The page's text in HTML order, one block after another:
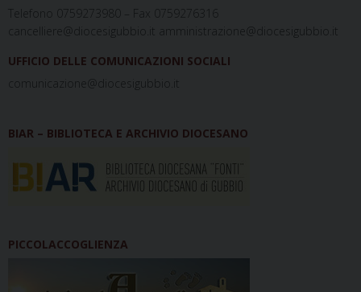
Telefono 0759273980 – Fax 0759276316
cancelliere@diocesigubbio.it amministrazione@diocesigubbio.it
UFFICIO DELLE COMUNICAZIONI SOCIALI
comunicazione@diocesigubbio.it
BIAR – BIBLIOTECA E ARCHIVIO DIOCESANO
PICCOLACCOGLIENZA